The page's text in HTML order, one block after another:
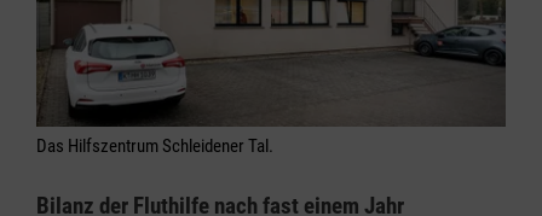
Das Hilfszentrum Schleidener Tal.
Bilanz der Fluthilfe nach fast einem Jahr